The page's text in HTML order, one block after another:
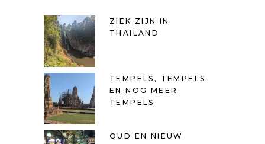
ZIEK ZIJN IN
THAILAND
TEMPELS, TEMPELS
EN NOG MEER
TEMPELS
OUD EN NIEUW